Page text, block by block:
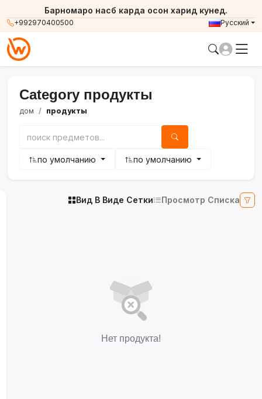
+992970400500
Барномаро насб карда осон харид кунед.
Русский
Category продукты
дом продукты
по умолчанию по умолчанию
Вид В Виде Сетки Просмотр Списка
Нет продукта!